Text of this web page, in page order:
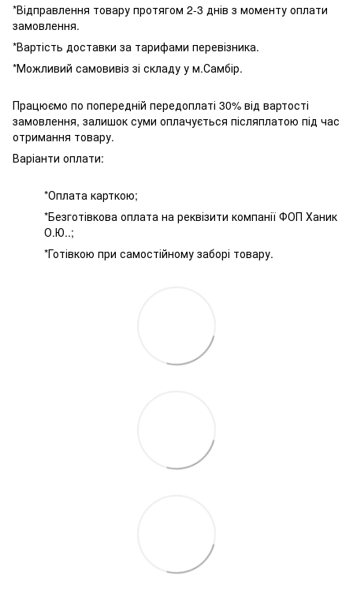
*Відправлення товару протягом 2-3 днів з моменту оплати
замовлення.
*Вартість доставки за тарифами перевізника.
*Можливий самовивіз зі складу у м.Самбір.
Працюємо по попередній передоплаті 30% від вартості
замовлення, залишок суми оплачується післяплатою під час
отримання товару.
Варіанти оплати:
*Оплата карткою;
*Безготівкова оплата на реквізити компанії ФОП Ханик
О.Ю..;
*Готівкою при самостійному заборі товару.